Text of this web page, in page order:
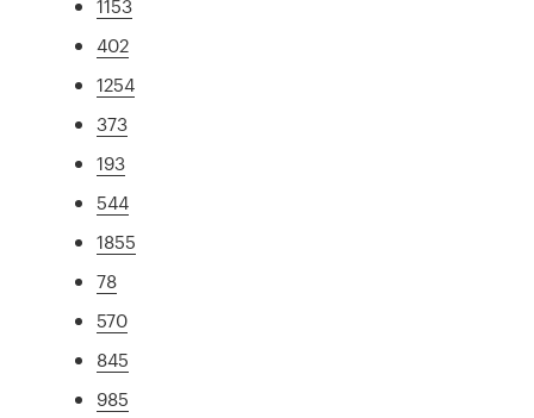
1153
402
1254
373
193
544
1855
78
570
845
985